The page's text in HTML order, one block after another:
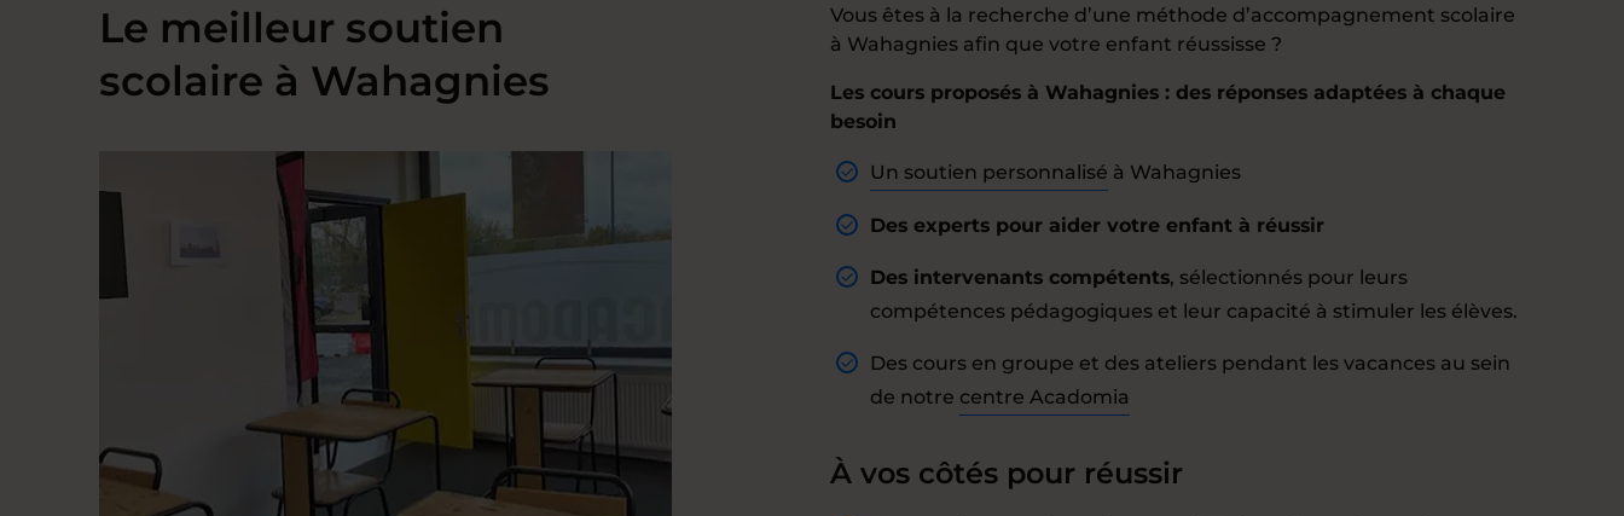
Le meilleur soutien
scolaire à Wahagnies
Vous êtes à la recherche d’une méthode d’accompagnement scolaire
à Wahagnies afin que votre enfant réussisse ?
Les cours proposés à Wahagnies : des réponses adaptées à chaque
besoin
Un soutien personnalisé à Wahagnies
Des experts pour aider votre enfant à réussir
Des intervenants compétents, sélectionnés pour leurs
compétences pédagogiques et leur capacité à stimuler les élèves.
Des cours en groupe et des ateliers pendant les vacances au sein
de notre centre Acadomia
À vos côtés pour réussir